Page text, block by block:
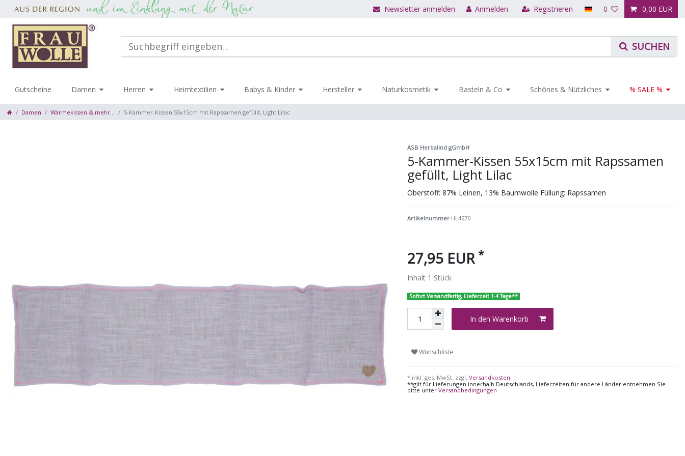
Newsletter anmelden Anmelden Registrieren 0 0,00 EUR
Gutscheine Damen Herren Heimtextilien Babys & Kinder Hersteller Naturkosmetik Basteln & Co Schönes & Nützliches % SALE %
Damen Wärmekissen & mehr... 5-Kammer-Kissen 55x15cm mit Rapssamen gefüllt, Light Lilac
ASB Herbalind gGmbH
5-Kammer-Kissen 55x15cm mit Rapssamen
gefüllt, Light Lilac
Oberstoff: 87% Leinen, 13% Baumwolle Füllung: Rapssamen
Artikelnummer HL4270
27,95 EUR *
Inhalt 1 Stück
Sofort Versandfertig, Lieferzeit 1-4 Tage**
In den Warenkorb
Wunschliste
* inkl. ges. MwSt. zzgl. Versandkosten
**gilt für Lieferungen innerhalb Deutschlands, Lieferzeiten für andere Länder entnehmen Sie
bitte unter Versandbedingungen